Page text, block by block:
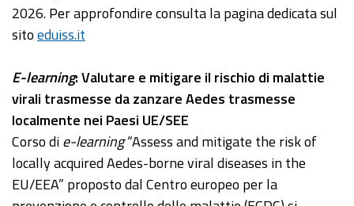
2026. Per approfondire consulta la pagina dedicata sul
sitoeduiss.it
E-learning: Valutare e mitigare il rischio di malattie
virali trasmesse da zanzare Aedes trasmesse
localmente nei Paesi UE/SEE
Corso die-learning“Assess and mitigate the risk of
locally acquired Aedes-borne viral diseases in the
EU/EEA” proposto dal Centro europeo per la